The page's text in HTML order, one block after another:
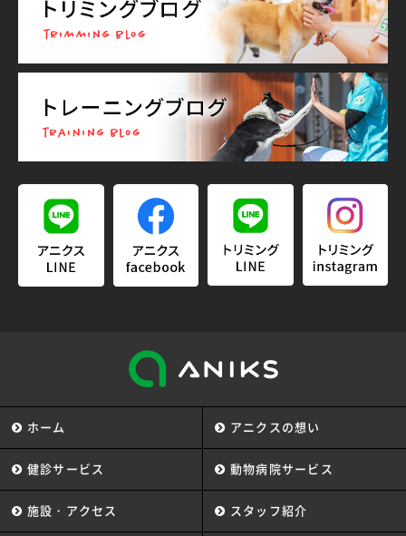
ホーム アニクスの想い
健診サービス 動物病院サービス
施設・アクセス スタッフ紹介